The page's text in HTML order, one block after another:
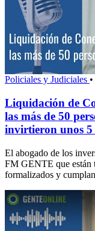
Policiales y Judiciales •
Liquidación de
las más de 50
invirtieron unos 5
El abogado de los
FM GENTE que están
formalizados y